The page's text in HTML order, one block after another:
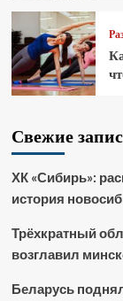
Свежие
ХК «Сибирь»:
история
Трёхкратный
возглавил
Беларусь